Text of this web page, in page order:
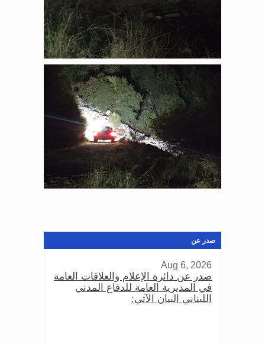
صدر عن
Aug 6, 2026
صدر عن دائرة الإعلام والعلاقات العامة
في المديرية العامة للدفاع المدني
اللبناني البيان الآتي: